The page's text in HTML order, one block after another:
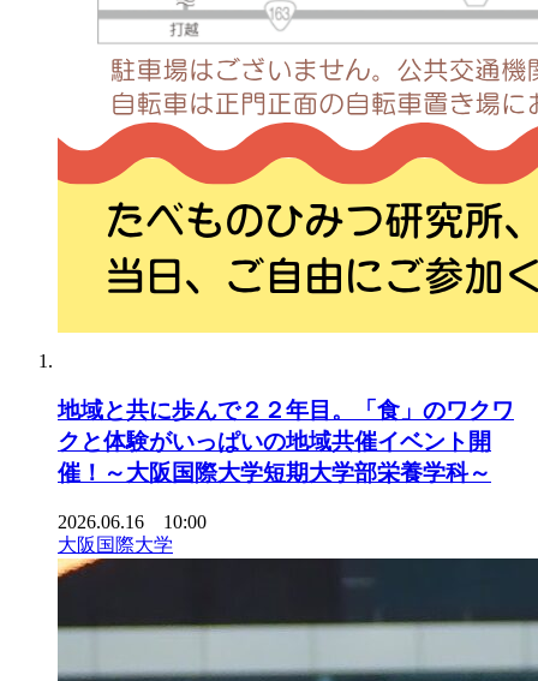
地域と共に歩んで２２年目。「食」のワクワ
クと体験がいっぱいの地域共催イベント開
催！～大阪国際大学短期大学部栄養学科～
2026.06.16 10:00
大阪国際大学